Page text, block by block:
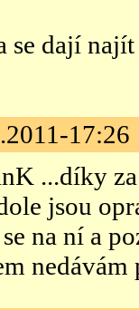
se dají
...díky za
jsou
na ní a